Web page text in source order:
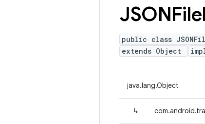
JSONFile
public class
extends Object
java.lang.Object
↳